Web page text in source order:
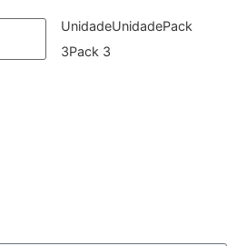
UnidadeUnidadePack
3Pack 3